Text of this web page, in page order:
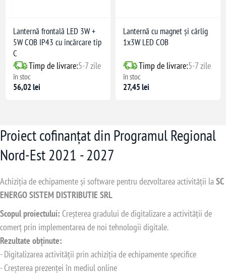
Lanternă frontală LED 3W +
5W COB IP43 cu încărcare tip
C
Timp de livrare:5-7 zile
în stoc
56,02 lei
Lanternă cu magnet și cârlig
1x3W LED COB
Timp de livrare:5-7 zile
în stoc
27,45 lei
Proiect cofinanțat din Programul Regional
Nord-Est 2021 - 2027
Achiziția de echipamente și software pentru dezvoltarea activității laSC
ENERGO SISTEM DISTRIBUTIE SRL
Scopul proiectului: Creșterea gradului de digitalizare a activității de
comerț prin implementarea de noi tehnologii digitale.
Rezultate obținute:
- Digitalizarea activității prin achiziția de echipamente specifice
- Creșterea prezenței în mediul online